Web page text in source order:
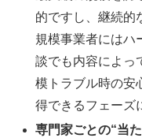
的ですし、継続的
規模事業者にはハ
談でも内容によっ
模トラブル時の安
得できるフェーズ
専門家ごとの“当